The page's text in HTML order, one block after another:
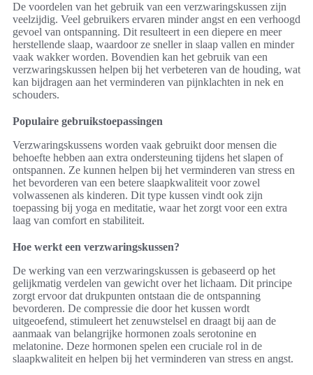
De voordelen van het gebruik van een verzwaringskussen zijn
veelzijdig. Veel gebruikers ervaren minder angst en een verhoogd
gevoel van ontspanning. Dit resulteert in een diepere en meer
herstellende slaap, waardoor ze sneller in slaap vallen en minder
vaak wakker worden. Bovendien kan het gebruik van een
verzwaringskussen helpen bij het verbeteren van de houding, wat
kan bijdragen aan het verminderen van pijnklachten in nek en
schouders.
Populaire gebruikstoepassingen
Verzwaringskussens worden vaak gebruikt door mensen die
behoefte hebben aan extra ondersteuning tijdens het slapen of
ontspannen. Ze kunnen helpen bij het verminderen van stress en
het bevorderen van een betere slaapkwaliteit voor zowel
volwassenen als kinderen. Dit type kussen vindt ook zijn
toepassing bij yoga en meditatie, waar het zorgt voor een extra
laag van comfort en stabiliteit.
Hoe werkt een verzwaringskussen?
De werking van een verzwaringskussen is gebaseerd op het
gelijkmatig verdelen van gewicht over het lichaam. Dit principe
zorgt ervoor dat drukpunten ontstaan die de ontspanning
bevorderen. De compressie die door het kussen wordt
uitgeoefend, stimuleert het zenuwstelsel en draagt bij aan de
aanmaak van belangrijke hormonen zoals serotonine en
melatonine. Deze hormonen spelen een cruciale rol in de
slaapkwaliteit en helpen bij het verminderen van stress en angst.